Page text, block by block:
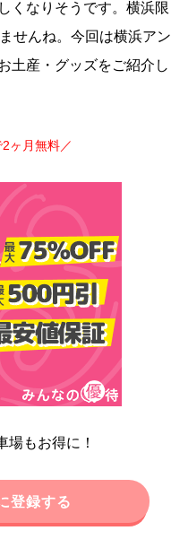
くなりそうです。横浜限
せんね。今回は横浜アン
土産・グッズをご紹介し
ヶ月無料／
場もお得に！
登録する